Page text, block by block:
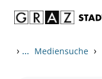
› ... Mediensuche ›